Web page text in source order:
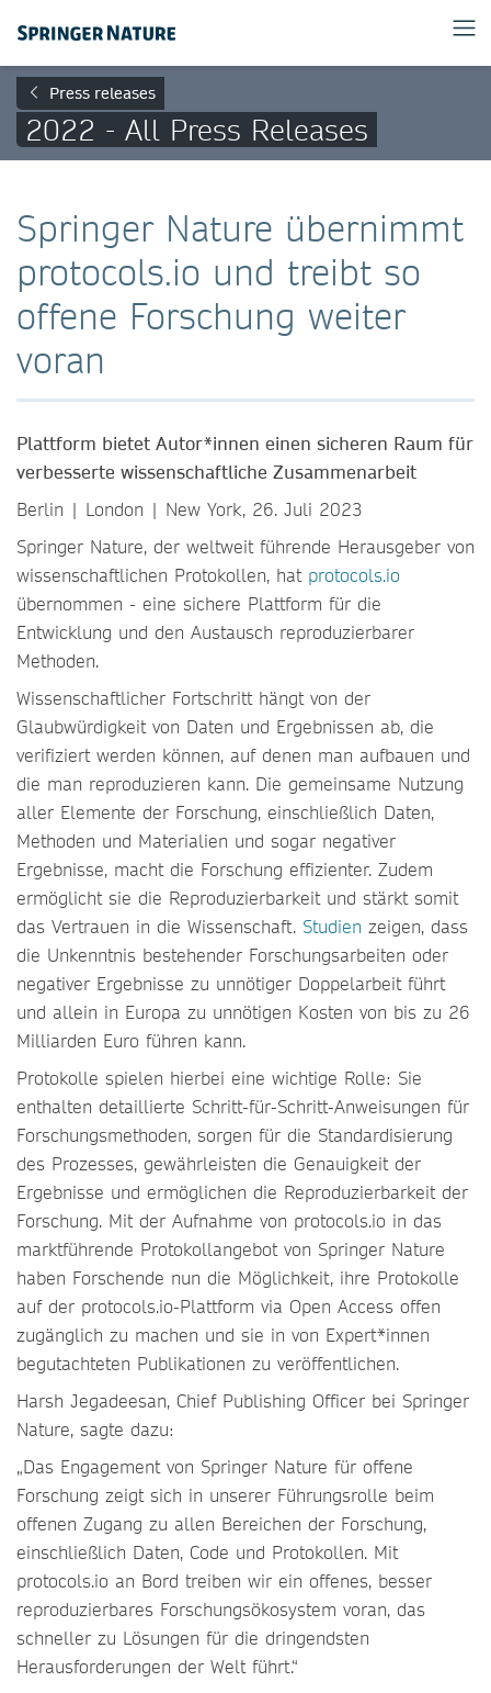
Press releases
2022 - All Press Releases
Springer Nature übernimmt
protocols.io und treibt so
offene Forschung weiter
voran
Plattform bietet Autor*innen einen sicheren Raum für
verbesserte wissenschaftliche Zusammenarbeit
Berlin | London | New York, 26. Juli 2023
Springer Nature, der weltweit führende Herausgeber von
wissenschaftlichen Protokollen, hat protocols.io
übernommen - eine sichere Plattform für die
Entwicklung und den Austausch reproduzierbarer
Methoden.
Wissenschaftlicher Fortschritt hängt von der
Glaubwürdigkeit von Daten und Ergebnissen ab, die
verifiziert werden können, auf denen man aufbauen und
die man reproduzieren kann. Die gemeinsame Nutzung
aller Elemente der Forschung, einschließlich Daten,
Methoden und Materialien und sogar negativer
Ergebnisse, macht die Forschung effizienter. Zudem
ermöglicht sie die Reproduzierbarkeit und stärkt somit
das Vertrauen in die Wissenschaft. Studien zeigen, dass
die Unkenntnis bestehender Forschungsarbeiten oder
negativer Ergebnisse zu unnötiger Doppelarbeit führt
und allein in Europa zu unnötigen Kosten von bis zu 26
Milliarden Euro führen kann.
Protokolle spielen hierbei eine wichtige Rolle: Sie
enthalten detaillierte Schritt-für-Schritt-Anweisungen für
Forschungsmethoden, sorgen für die Standardisierung
des Prozesses, gewährleisten die Genauigkeit der
Ergebnisse und ermöglichen die Reproduzierbarkeit der
Forschung. Mit der Aufnahme von protocols.io in das
marktführende Protokollangebot von Springer Nature
haben Forschende nun die Möglichkeit, ihre Protokolle
auf der protocols.io-Plattform via Open Access offen
zugänglich zu machen und sie in von Expert*innen
begutachteten Publikationen zu veröffentlichen.
Harsh Jegadeesan, Chief Publishing Officer bei Springer
Nature, sagte dazu:
„Das Engagement von Springer Nature für offene
Forschung zeigt sich in unserer Führungsrolle beim
offenen Zugang zu allen Bereichen der Forschung,
einschließlich Daten, Code und Protokollen. Mit
protocols.io an Bord treiben wir ein offenes, besser
reproduzierbares Forschungsökosystem voran, das
schneller zu Lösungen für die dringendsten
Herausforderungen der Welt führt.“